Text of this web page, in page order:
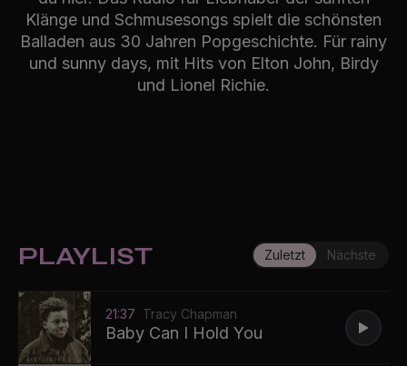
Klänge und Schmusesongs spielt die schönsten
Balladen aus 30 Jahren Popgeschichte. Für rainy
und sunny days, mit Hits von Elton John, Birdy
und Lionel Richie.
PLAYLIST Zuletzt Nächste
21:37 Tracy Chapman
Baby Can I Hold You